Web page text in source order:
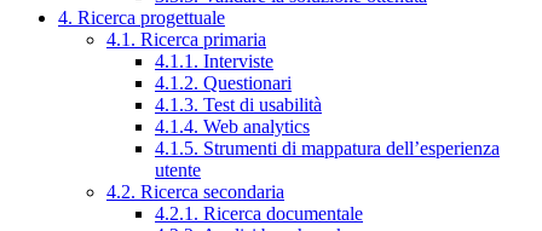
4. Ricerca progettuale
4.1. Ricerca primaria
4.1.1. Interviste
4.1.2. Questionari
4.1.3. Test di usabilità
4.1.4. Web analytics
4.1.5. Strumenti di mappatura dell’esperienza
utente
4.2. Ricerca secondaria
4.2.1. Ricerca documentale